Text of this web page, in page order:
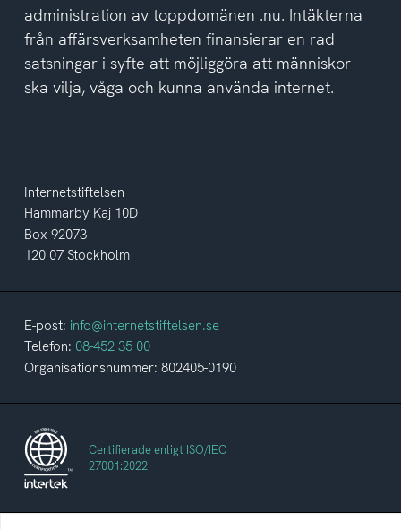
administration av toppdomänen .nu. Intäkterna
från affärsverksamheten finansierar en rad
satsningar i syfte att möjliggöra att människor
ska vilja, våga och kunna använda internet.
Internetstiftelsen
Hammarby Kaj 10D
Box 92073
120 07 Stockholm
E-post: info@internetstiftelsen.se
Telefon: 08-452 35 00
Organisationsnummer: 802405-0190
Certifierade enligt ISO/IEC
27001:2022